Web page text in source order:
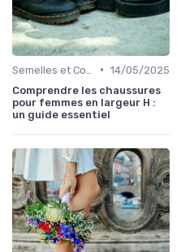
• 14/05/2025
Comprendre les chaussures
pour femmes en largeur H :
un guide essentiel